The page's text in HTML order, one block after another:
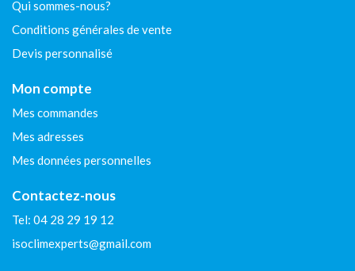
Qui sommes-nous?
Conditions générales de vente
Devis personnalisé
Mon compte
Mes commandes
Mes adresses
Mes données personnelles
Contactez-nous
Tel: 04 28 29 19 12
isoclimexperts@gmail.com